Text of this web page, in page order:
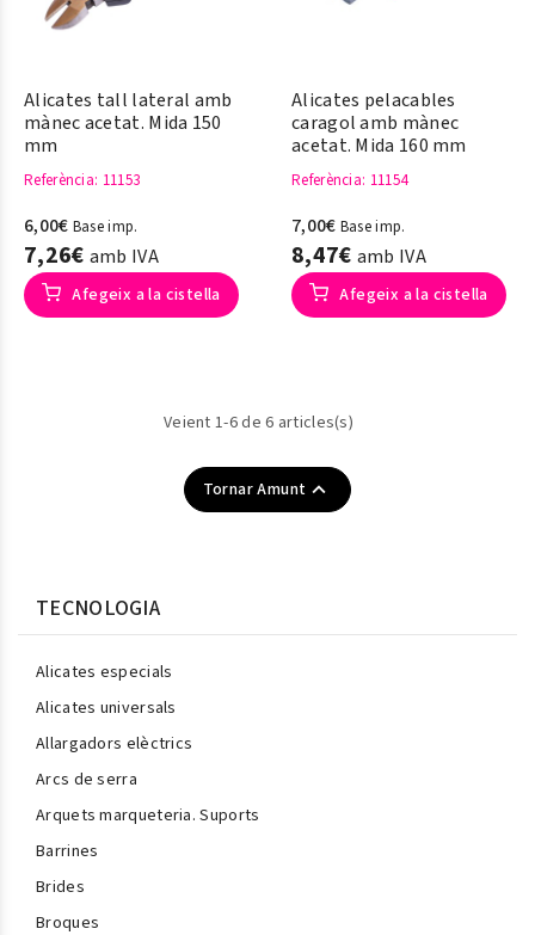
Alicates tall lateral amb
mànec acetat. Mida 150
mm
Referència: 11153
6,00€ Base imp.
7,26€ amb IVA
Afegeix a la cistella
Alicates pelacables
caragol amb mànec
acetat. Mida 160 mm
Referència: 11154
7,00€ Base imp.
8,47€ amb IVA
Afegeix a la cistella
Veient 1-6 de 6 articles(s)
Tornar Amunt 
TECNOLOGIA
Alicates especials
Alicates universals
Allargadors elèctrics
Arcs de serra
Arquets marqueteria. Suports
Barrines
Brides
Broques